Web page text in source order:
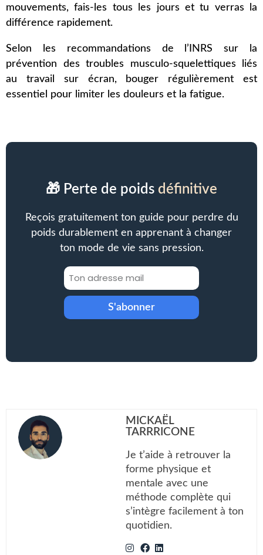
mouvements, fais-les tous les jours et tu verras la
différence rapidement.
Selon les recommandations de l’INRS sur la
prévention des troubles musculo-squelettiques liés
au travail sur écran, bouger régulièrement est
essentiel pour limiter les douleurs et la fatigue.
🎁 Perte de poids définitive
Reçois gratuitement ton guide pour perdre du
poids durablement en apprenant à changer
ton mode de vie sans pression.
S'abonner
MICKAËL
TARRRICONE
Je t’aide à retrouver la
forme physique et
mentale avec une
méthode complète qui
s’intègre facilement à ton
quotidien.